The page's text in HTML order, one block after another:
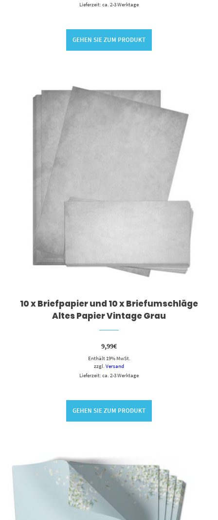
Lieferzeit: ca. 2-3 Werktage
GEHEN SIE ZUM PRODUKT
10 x Briefpapier und 10 x Briefumschläge
Altes Papier Vintage Grau
9,99€
Enthält 19% MwSt.
zzgl. Versand
Lieferzeit: ca. 2-3 Werktage
GEHEN SIE ZUM PRODUKT